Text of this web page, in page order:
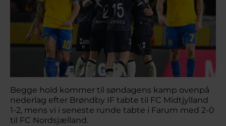
Begge hold kommer til søndagens kamp ovenpå
nederlag efter Brøndby IF tabte til FC Midtjylland
1-2, mens vi i seneste runde tabte i Farum med 2-0
til FC Nordsjælland.